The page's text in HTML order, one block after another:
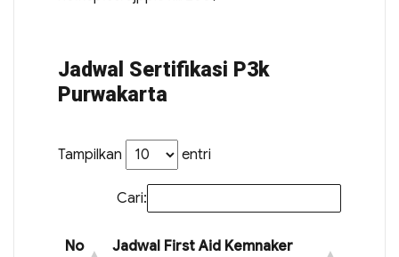
Jadwal Sertifikasi P3k
Purwakarta
Tampilkan entri
Cari:
No
Jadwal First Aid Kemnaker